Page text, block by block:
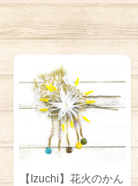
【Izuchi】花火のかん